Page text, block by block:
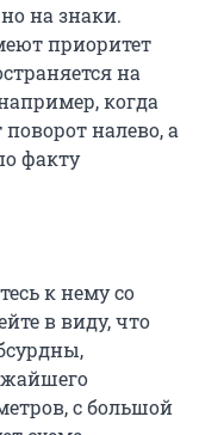
на знаки.
приоритет
на
когда
налево, а
факту
к нему со
в виду, что
с большой